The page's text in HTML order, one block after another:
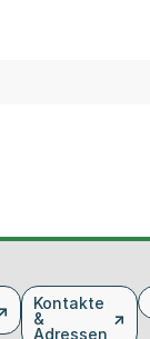
Kontakte
&
Adressen